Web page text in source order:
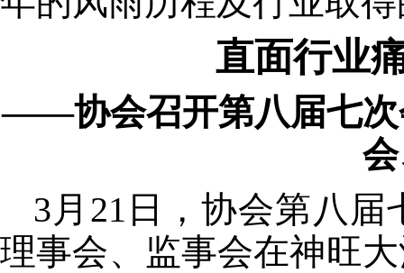
直面行业
——协会召开第八届七
3月 21 日，协会第八
理事会、监事会在神旺